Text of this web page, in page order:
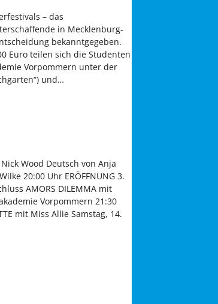
– das
in Mecklenburg-
bekanntgegeben.
Euro teilen sich die Studenten
Vorpommern unter der
und…
Wood Deutsch von Anja
20:00 Uhr ERÖFFNUNG 3.
AMORS DILEMMA mit
Vorpommern 21:30
mit Miss Allie Samstag, 14.